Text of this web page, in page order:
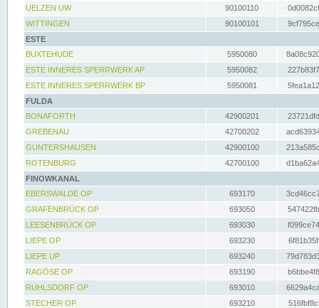
UELZEN UW
90100110
WITTINGEN
90100101
ESTE
BUXTEHUDE
5950080
ESTE INNERES SPERRWERK AP
5950082
ESTE INNERES SPERRWERK BP
5950081
FULDA
BONAFORTH
42900201
GREBENAU
42700202
GUNTERSHAUSEN
42900100
ROTENBURG
42700100
FINOWKANAL
EBERSWALDE OP
693170
GRAFENBRÜCK OP
693050
LEESENBRÜCK OP
693030
LIEPE OP
693230
LIEPE UP
693240
RAGÖSE OP
693190
RUHLSDORF OP
693010
STECHER OP
693210